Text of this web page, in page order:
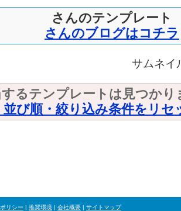
さんのテンプレート
さんのブログはコチラ
サムネイ
るテンプレートは見つかり
び順・絞り込み条件をリセ
リシー | 推奨環境 | 会社概要 | サイトマップ